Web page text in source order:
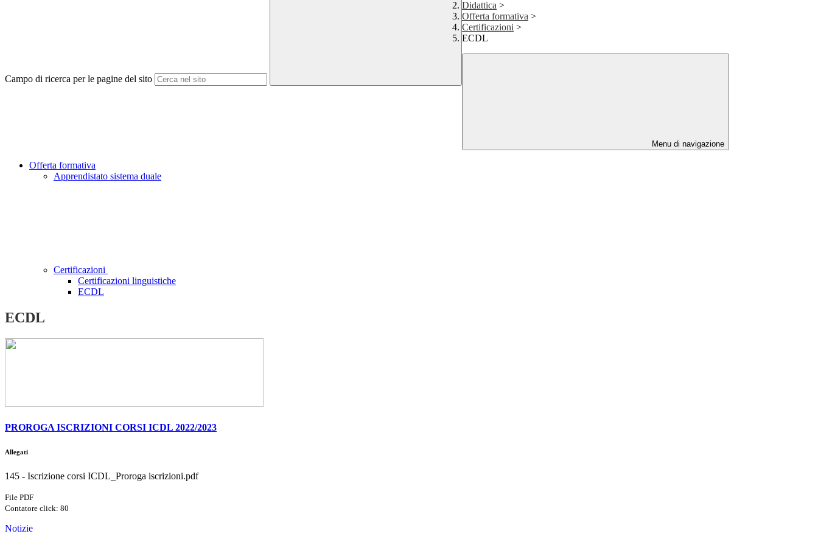
Campo di ricerca per le pagine del sito
Didattica >
Offerta formativa >
Certificazioni >
ECDL
Menu di navigazione
Offerta formativa
Apprendistato sistema duale
Certificazioni
Certificazioni linguistiche
ECDL
ECDL
PROROGA ISCRIZIONI CORSI ICDL 2022/2023
Allegati
145 - Iscrizione corsi ICDL_Proroga iscrizioni.pdf
File PDF
Contatore click: 80
Notizie